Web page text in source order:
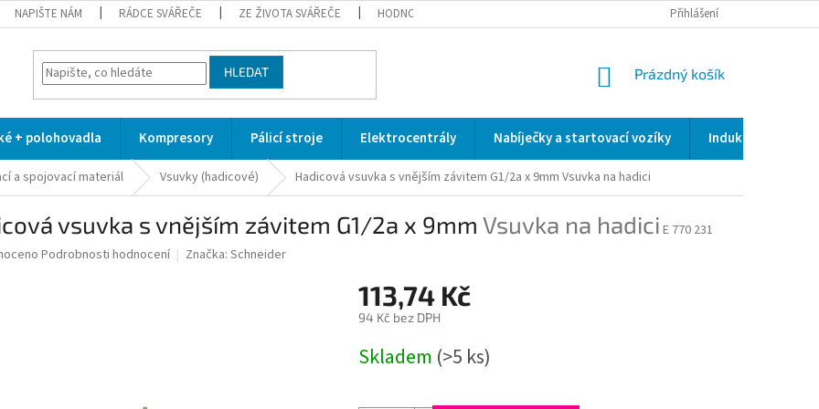
NAPIŠTE NÁM RÁDCE SVÁŘEČE ZE ŽIVOTA SVÁŘEČE HODNOCENÍ OBCHODU SERVIS / KALIBRACE / VALIDACE/ WELDSCANNER S3
Přihlášení
HLEDAT
NÁKUPNÍ
Prázdný košík
+ polohovadla Kompresory Pálicí stroje Elektrocentrály Nabíječky a startovací vozíky Indukční a
a spojovací materiál Vsuvky (hadicové) Hadicová vsuvka s vnějším závitem G1/2a x 9mm Vsuvka na hadici
vsuvka s vnějším závitem G1/2a x 9mm Vsuvka na hadici E 770 231
Podrobnosti hodnocení Značka: Schneider
113,74 Kč
94 Kč bez DPH
cena:
Skladem (>5 ks)